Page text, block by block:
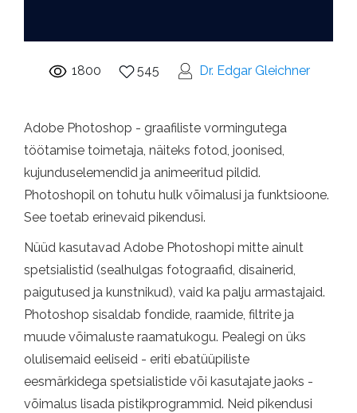
1800 545 Dr. Edgar Gleichner
Adobe Photoshop - graafiliste vormingutega
töötamise toimetaja, näiteks fotod, joonised,
kujunduselemendid ja animeeritud pildid.
Photoshopil on tohutu hulk võimalusi ja funktsioone.
See toetab erinevaid pikendusi.
Nüüd kasutavad Adobe Photoshopi mitte ainult
spetsialistid (sealhulgas fotograafid, disainerid,
paigutused ja kunstnikud), vaid ka palju armastajaid.
Photoshop sisaldab fondide, raamide, filtrite ja
muude võimaluste raamatukogu. Pealegi on üks
olulisemaid eeliseid - eriti ebatüüpiliste
eesmärkidega spetsialistide või kasutajate jaoks -
võimalus lisada pistikprogrammid. Neid pikendusi